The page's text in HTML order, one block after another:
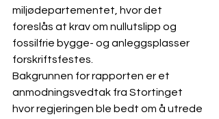
miljødepartementet, hvor det
foreslås at krav om nullutslipp og
fossilfrie bygge- og anleggsplasser
forskriftsfestes.
Bakgrunnen for rapporten er et
anmodningsvedtak fra Stortinget
hvor regjeringen ble bedt om å utrede